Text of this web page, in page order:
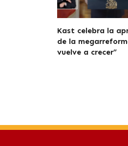
Kast celebra la
de la
vuelve a crecer”